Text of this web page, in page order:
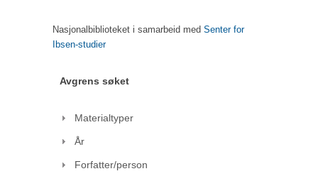
Nasjonalbiblioteket i samarbeid med Senter for
Ibsen-studier
Avgrens søket
Materialtyper
År
Forfatter/person